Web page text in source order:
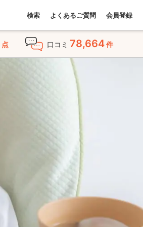
検索 よくあるご質問 会員登録
点 口コミ 78,664件